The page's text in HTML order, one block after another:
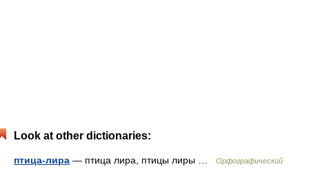
Look at other dictionaries:
птица-лира — птица лира, птицы лиры …
Орфографический